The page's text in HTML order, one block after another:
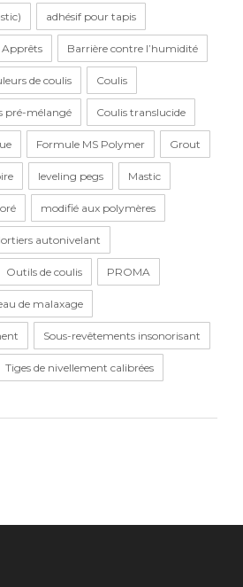
adhésif pour tapis
Apprêts Barrière contre l’humidité
de coulis Coulis
pré-mélangé Coulis translucide
Formule MS Polymer Grout
leveling pegs Mastic
modifié aux polymères
autonivelant
Outils de coulis PROMA
de malaxage
Sous-revêtements insonorisant
Tiges de nivellement calibrées